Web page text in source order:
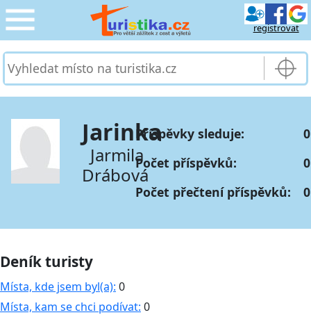
registrovat
CESTOVÁNÍ
SLUŽBY & DOPRAVA ›
PRO TURISTY ›
MOJE TURISTIKA ›
Jarinka
Jarmila
Drábová
Příspěvky sleduje:
Počet příspěvků:
0
Počet přečtení příspěvků:
0
Deník turisty
Místa, kde jsem byl(a): 0
Místa, kam se chci podívat: 0